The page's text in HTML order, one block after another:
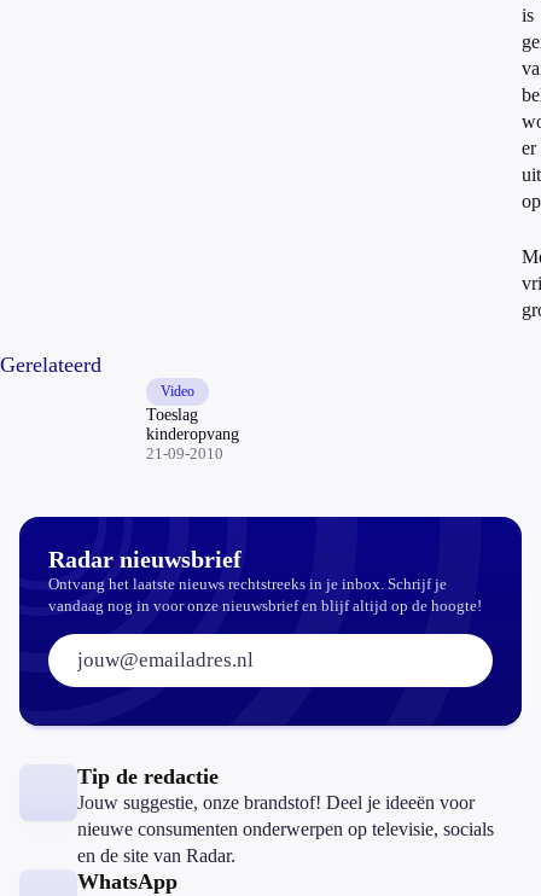
is
er
Gerelateerd
Video
Toeslag
kinderopvang
21-09-2010
Radar nieuwsbrief
Ontvang het laatste nieuws rechtstreeks in je inbox. Schrijf je
vandaag nog in voor onze nieuwsbrief en blijf altijd op de hoogte!
E-mailadres:
Tip de redactie
Jouw suggestie, onze brandstof! Deel je ideeën voor
nieuwe consumenten onderwerpen op televisie, socials
en de site van Radar.
WhatsApp